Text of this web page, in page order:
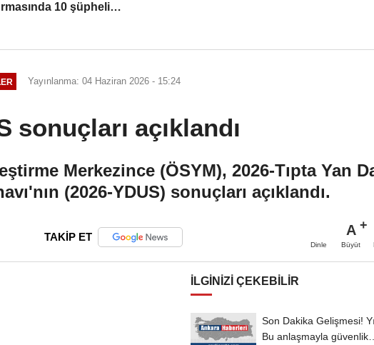
10 şüpheli
Yayınlanma: 04 Haziran 2026 - 15:24
sonuçları açıklandı
Merkezince (ÖSYM), 2026-Tıpta Yan
(2026-YDUS) sonuçları açıklandı.
TAKİP ET
Dinle
A
Büyüt
İLGINIZI ÇEKEBILIR
Son Dakika Gelişmesi!
Bu anlaşmayla güvenlik